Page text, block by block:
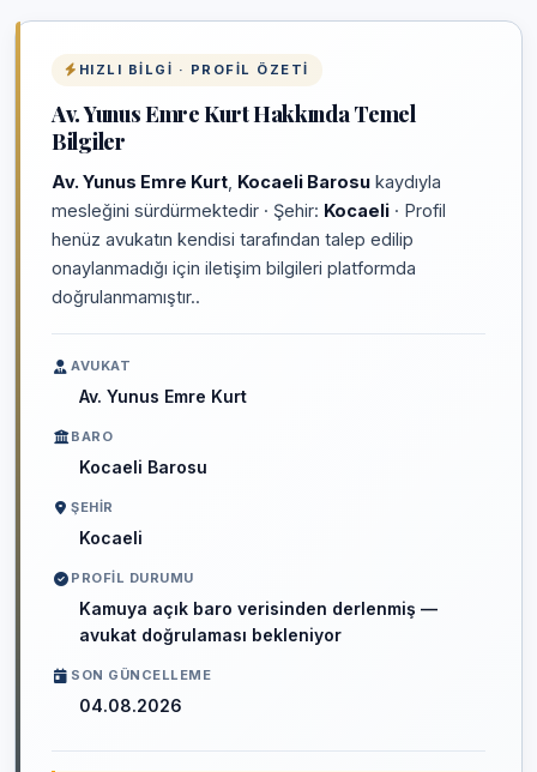
HIZLI BILGI · PROFIL ÖZETI
Av. Yunus Emre Kurt Hakkında Temel
Bilgiler
Av. Yunus Emre Kurt Kocaeli Barosu kaydıyla
mesleğini sürdürmektedir · Şehir: Kocaeli · Profil
henüz avukatın kendisi tarafından talep edilip
onaylanmadığı için iletişim bilgileri platformda
doğrulanmamıştır..
AVUKAT
Av. Yunus Emre Kurt
BARO
Kocaeli Barosu
ŞEHIR
Kocaeli
PROFIL DURUMU
Kamuya açık baro verisinden derlenmiş —
avukat doğrulaması bekleniyor
SON GÜNCELLEME
04.08.2026